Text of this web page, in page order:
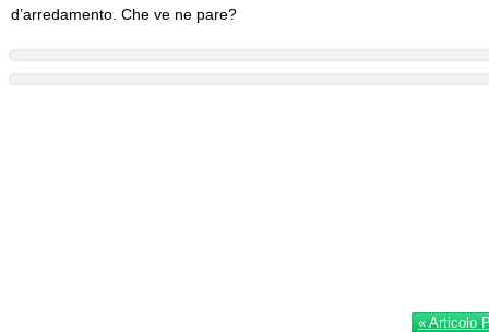
d’arredamento. Che ve ne pare?
« Articolo